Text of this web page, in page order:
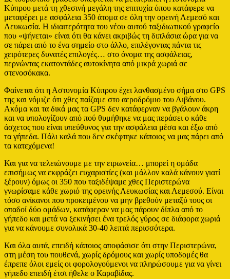
Κύπρου μετά τη χθεσινή μεγάλη της επιτυχία όπου κατάφερε να
μεταφέρει με ασφάλεια 350 άτομα σε όλη την ορεινή Λεμεσό και
Λευκωσία. Η ιδιαιτερότητα του νέου αυτού ταξιδιωτικού γραφείο
που «ψήνεται» είναι ότι θα κάνει ακριβώς τη διπλάσια ώρα για να
σε πάρει από το ένα σημείο στο άλλο, επιλέγοντας πάντα τις
χειρότερες δυνατές επιλογές… στο όνομα της ασφάλειας,
περνώντας εκατοντάδες αυτοκίνητα από μικρά χωριά σε
στενοσόκακα.
Φαίνεται ότι η Αστυνομία Κύπρου έχει λανθασμένο σήμα στο GPS
της και νόμιζε ότι χθες παίζαμε στο αεροδρόμιο του Λιβάνου.
Ακόμα και τα δικά μας τα GPS δεν κατάφερναν να βγάλουν άκρη
και να υπολογίζουν από πού θυμήθηκε να μας περάσει ο κάθε
άσχετος που είναι υπεύθυνος για την ασφάλεια μέσα και έξω από
τα γήπεδα. Πάλι καλά που δεν σκέφτηκε κάποιος να μας πάρει από
τα κατεχόμενα!
Και για να τελειώνουμε με την ειρωνεία… μπορεί η ομάδα
επισήμως να εκφράζει ευχαριστίες (και μάλλον καλά κάνουν γιατί
ξέρουν) όμως οι 350 που ταξιδέψαμε χθες Περιστερώνα
γνωρίσαμε κάθε χωριό της ορεινής Λευκωσίας και Λεμεσού. Είναι
τόσο ανίκανοι που προκειμένου να μην βρεθούν μεταξύ τους οι
οπαδοί δύο ομάδων, κατάφεραν να μας πάρουν δίπλα από το
γήπεδο και μετά να ξεκινήσει ένα τρελός γύρος σε διάφορα χωριά
για να κάνουμε συνολικά 30-40 λεπτά περισσότερα.
Και όλα αυτά, επειδή κάποιος αποφάσισε ότι στην Περιστερώνα,
στη μέση του πουθενά, χωρίς δρόμους και χωρίς υποδομές θα
έπρεπε όλοι εμείς οι φορολογούμενοι να πληρώσουμε για να γίνει
γήπεδο επειδή έτσι ήθελε ο Καραβίδας.